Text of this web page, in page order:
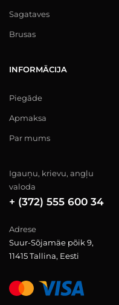
Sagataves
Brusas
INFORMĀCIJA
Piegāde
Apmaksa
Par mums
Igauņu, krievu, angļu
valoda
+ (372) 555 600 34
Adrese
Suur-Sõjamäe põik 9,
11415 Tallina, Eesti